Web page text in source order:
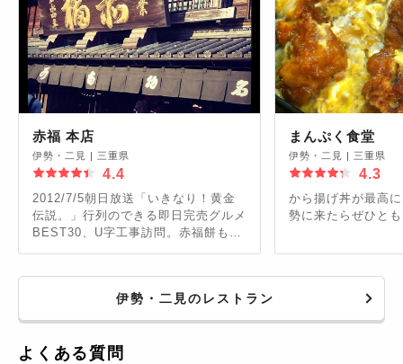
赤福 本店
伊勢・二見 三重県
4.4
2012/7/5朝日放送「いきなり！黄金
伝説。」行列のできる即日完売グルメ
BEST30、U字工事訪問。赤福餅も然
制、U字工事も並んだ。
まんぷく食堂
伊勢・二見 三重県
4.3
から揚げ丼が最高
勢に来たらぜひと
伊勢・二見のレストラン
よくある質問